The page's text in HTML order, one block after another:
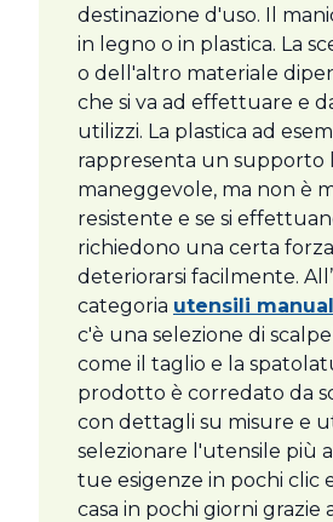
destinazione d'uso. Il
in legno o in plastica. La
o dell'altro materiale
che si va ad effettuare e
utilizzi. La plastica ad
rappresenta un supporto
maneggevole, ma non è
resistente e se si
richiedono una certa
deteriorarsi facilmente.
categoria utensili
c'è una selezione di
come il taglio e la
prodotto è corredato da
con dettagli su misure e
selezionare l'utensile più
tue esigenze in pochi clic
casa in pochi giorni grazie